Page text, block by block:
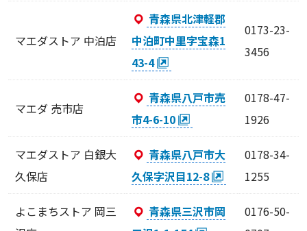
マエダストア 中泊店
青森県北津軽郡
中泊町中里字宝森1
43-4
0173-23-
3456
マエダ 売市店
青森県八戸市売
市4-6-10
0178-47-
1926
マエダストア 白銀大
久保店
青森県八戸市大
久保字沢目12-8
0178-34-
1255
よこまちストア 岡三
青森県三沢市岡
0176-50-